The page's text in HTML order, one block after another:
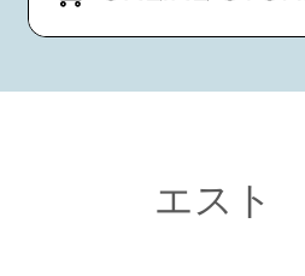
エスト